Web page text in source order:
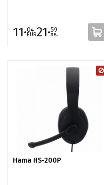
11·04
EUR21·59
лв.
Hama HS-200P